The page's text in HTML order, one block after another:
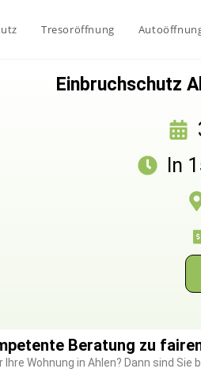
Tresoröffnung
Einbruchschutz
In
Beratung zu
Wohnung in Ahlen? Dann sind Sie